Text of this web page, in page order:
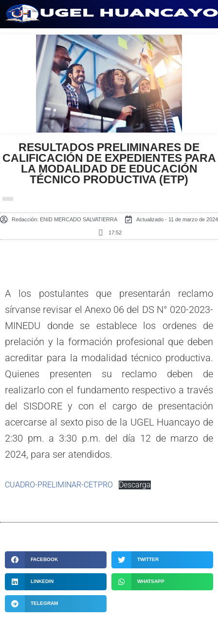
contenido
RESULTADOS PRELIMINARES DE
CALIFICACIÓN DE EXPEDIENTES PARA
LA MODALIDAD DE EDUCACIÓN
TÉCNICO PRODUCTIVA (ETP)
Redacción: ENID MERCADO SALVATIERRA Actualizado - 11 de marzo de 2024
17:52
A los postulantes que presentarán reclamo
sírvanse revisar el Anexo 06 del DS N° 020-2023-
MINEDU donde se establece los ordenes de
prelación y la formación profesional que deben
acreditar para la modalidad técnico productiva.
Quienes presenten su reclamo deben de
realizarlo con el fundamento respectivo a través
del SISDORE y con el cargo de presentación
acercarse al sexto piso de la UGEL Huancayo de
2:30 pm. a 3:30 p.m. del día 12 de marzo de
2024, para ser atendidos.
CUADRO-PRELIMINAR-CETPRO Descarga
FACEBOOK TWITTER
LINKEDIN WHATSAPP
TELEGRAM